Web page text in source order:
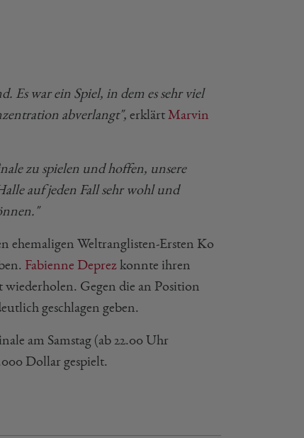
Es war ein Spiel, in dem es sehr viel
abverlangt", erklärt Marvin
zu spielen und hoffen, unsere
auf jeden Fall sehr wohl und
ehemaligen Weltranglisten-Ersten Ko
Fabienne Deprez konnte ihren
Gegen die an Position
geschlagen geben.
am Samstag (ab 22.00 Uhr
Dollar gespielt.